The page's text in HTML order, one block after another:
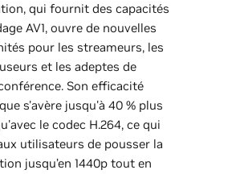
qui fournit des capacités
AV1, ouvre de nouvelles
pour les streameurs, les
et les adeptes de
Son efficacité
s'avère jusqu'à 40 % plus
le codec H.264, ce qui
utilisateurs de pousser la
jusqu’en 1440p tout en